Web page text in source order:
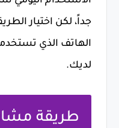
جداً، لكن اختيار
الهاتف الذي
لديك.
طريقة